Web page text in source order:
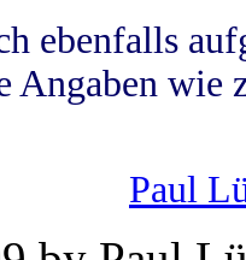
ebenfalls
Angaben wie
Paul